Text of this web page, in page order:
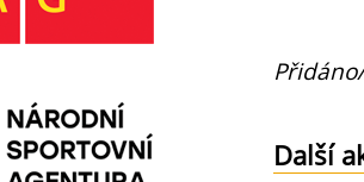
Další